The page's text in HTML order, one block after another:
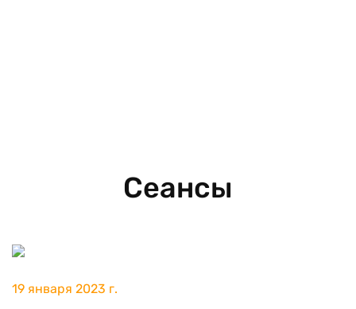
Сеансы
19 января 2023 г.